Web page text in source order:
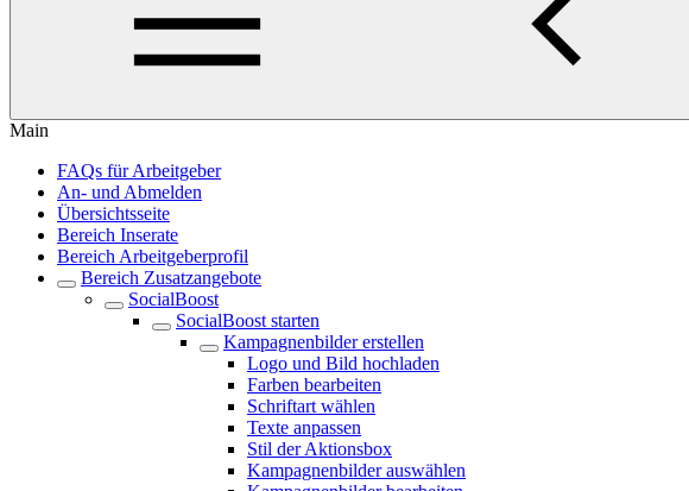
Main
FAQs für Arbeitgeber
An- und Abmelden
Übersichtsseite
Bereich Inserate
Bereich Arbeitgeberprofil
Bereich Zusatzangebote
SocialBoost
SocialBoost starten
Kampagnenbilder erstellen
Logo und Bild hochladen
Farben bearbeiten
Schriftart wählen
Texte anpassen
Stil der Aktionsbox
Kampagnenbilder auswählen